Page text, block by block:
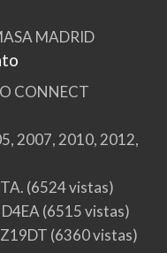
MADRID
CONNECT
2007, 2010, 2012,
(6524 vistas)
(6515 vistas)
(6360 vistas)